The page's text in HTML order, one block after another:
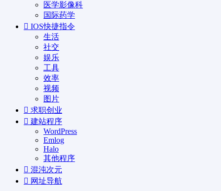
医学影像科
国际药学
IOS快捷指令
生活
社交
娱乐
工具
效率
视频
图片
求职创业
建站程序
WordPress
Emlog
Halo
其他程序
混沌次元
网址导航